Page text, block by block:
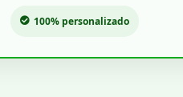
100% personalizado